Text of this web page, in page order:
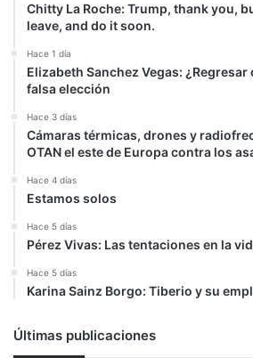
Chitty La Roche: Trump, thank you,
leave, and do it soon.
Hace 1 día
Elizabeth Sanchez Vegas:
falsa elección
Hace 3 días
Cámaras térmicas, drones y
OTAN el este de Europa contra los
Hace 4 días
Estamos solos
Hace 5 días
Pérez Vivas: Las tentaciones en la
Hace 5 días
Karina Sainz Borgo: Tiberio y su
Últimas publicaciones